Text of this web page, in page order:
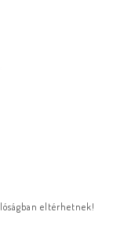
eltérhetnek!